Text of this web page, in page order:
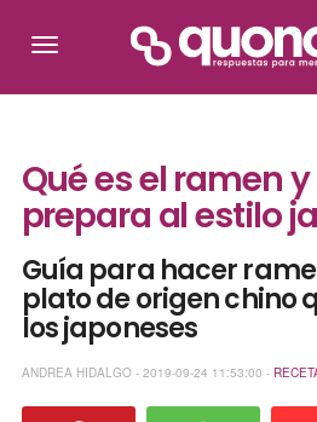
Qué es el ramen
prepara al estilo
Guía para hacer
plato de origen chino
los japoneses
ANDREA HIDALGO - 2019-09-24 11:53:00 -